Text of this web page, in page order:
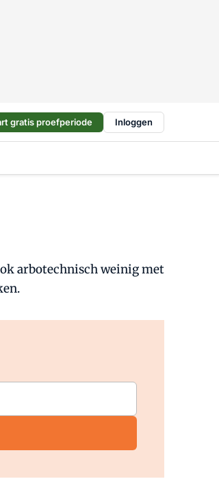
gratis proefperiode Inloggen
arbotechnisch weinig met